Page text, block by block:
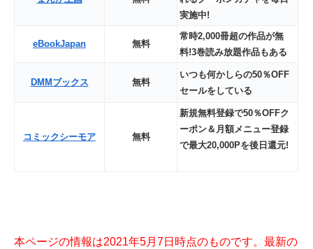
実施中!
eBookJapan 無料
常時2,000冊超の作品が無
料!3巻読み放題作品もある
DMMブックス 無料
いつも何かしらの50％OFF
セールをしている
コミックシーモア 無料
新規無料登録で50％OFFク
ーポン＆月額メニュー登録
で最大20,000Pを後日還元!
本ページの情報は2021年5月7日時点のものです。最新の